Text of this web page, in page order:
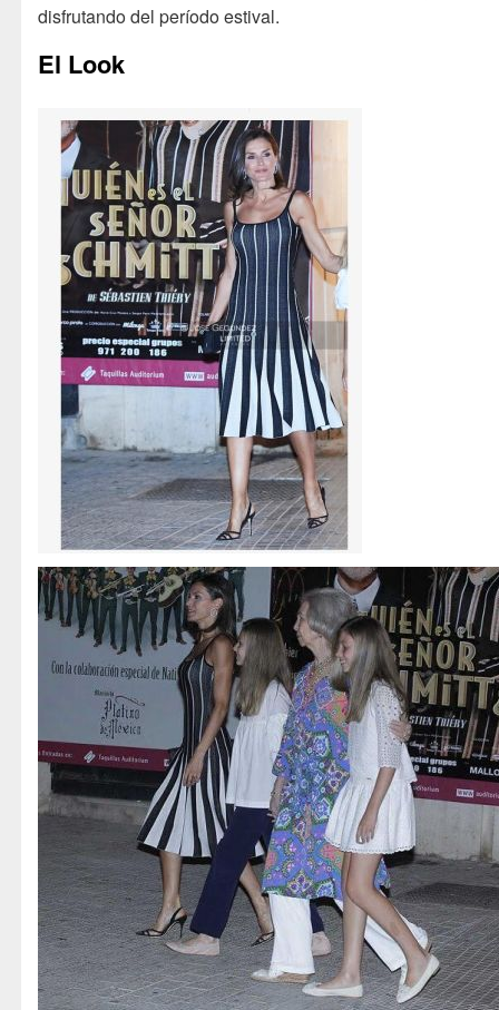
disfrutando del período estival.
El Look